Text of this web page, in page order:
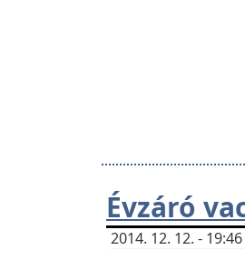
Évzáró
2014. 12. 12. -